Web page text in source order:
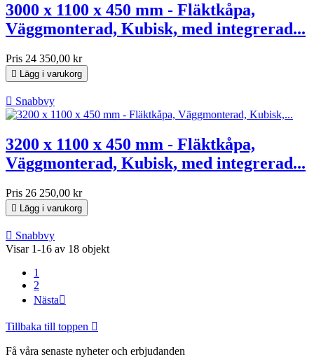
3000 x 1100 x 450 mm - Fläktkåpa,
Väggmonterad, Kubisk, med integrerad...
Pris 24 350,00 kr
 Lägg i varukorg
 Snabbvy
3200 x 1100 x 450 mm - Fläktkåpa,
Väggmonterad, Kubisk, med integrerad...
Pris 26 250,00 kr
 Lägg i varukorg
 Snabbvy
Visar 1-16 av 18 objekt
1
2
Nästa
Tillbaka till toppen 
Få våra senaste nyheter och erbjudanden